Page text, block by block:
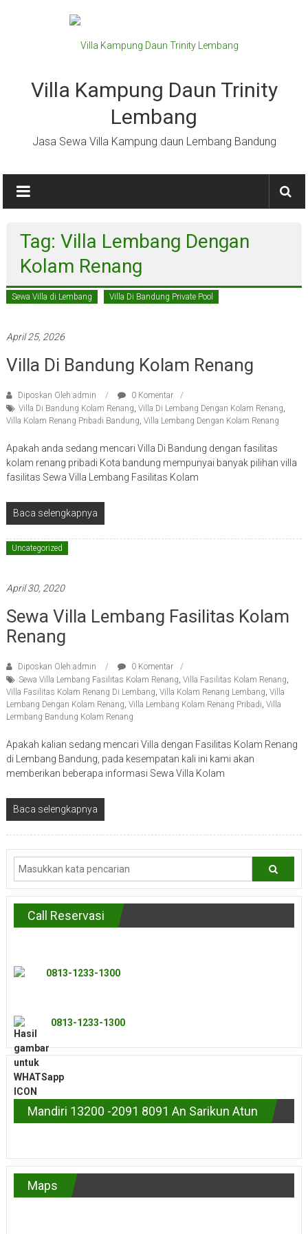
Villa Kampung Daun Trinity
Lembang
Jasa Sewa Villa Kampung daun Lembang Bandung
Tag: Villa Lembang Dengan
Kolam Renang
Sewa Villa di Lembang Villa Di Bandung Private Pool
April 25, 2026
Villa Di Bandung Kolam Renang
Diposkan Oleh:admin
0 Komentar
Villa Di Bandung Kolam Renang, Villa Di Lembang Dengan Kolam Renang,
Villa Kolam Renang Pribadi Bandung, Villa Lembang Dengan Kolam Renang
Apakah anda sedang mencari Villa Di Bandung dengan fasilitas
kolam renang pribadi Kota bandung mempunyai banyak pilihan villa
fasilitas Sewa Villa Lembang Fasilitas Kolam
Baca selengkapnya
Uncategorized
April 30, 2020
Sewa Villa Lembang Fasilitas Kolam
Renang
Diposkan Oleh:admin
0 Komentar
Sewa Villa Lembang Fasilitas Kolam Renang, Villa Fasilitas Kolam Renang,
Villa Fasilitas Kolam Renang Di Lembang, Villa Kolam Renang Lembang, Villa
Lembang Dengan Kolam Renang, Villa Lembang Kolam Renang Pribadi, Villa
Lermbang Bandung Kolam Renang
Apakah kalian sedang mencari Villa dengan Fasilitas Kolam Renang
di Lembang Bandung, pada kesempatan kali ini kami akan
memberikan beberapa informasi Sewa Villa Kolam
Baca selengkapnya
Call Reservasi
0813-1233-1300
0813-1233-1300
Mandiri 13200 -2091 8091 An Sarikun Atun
Maps